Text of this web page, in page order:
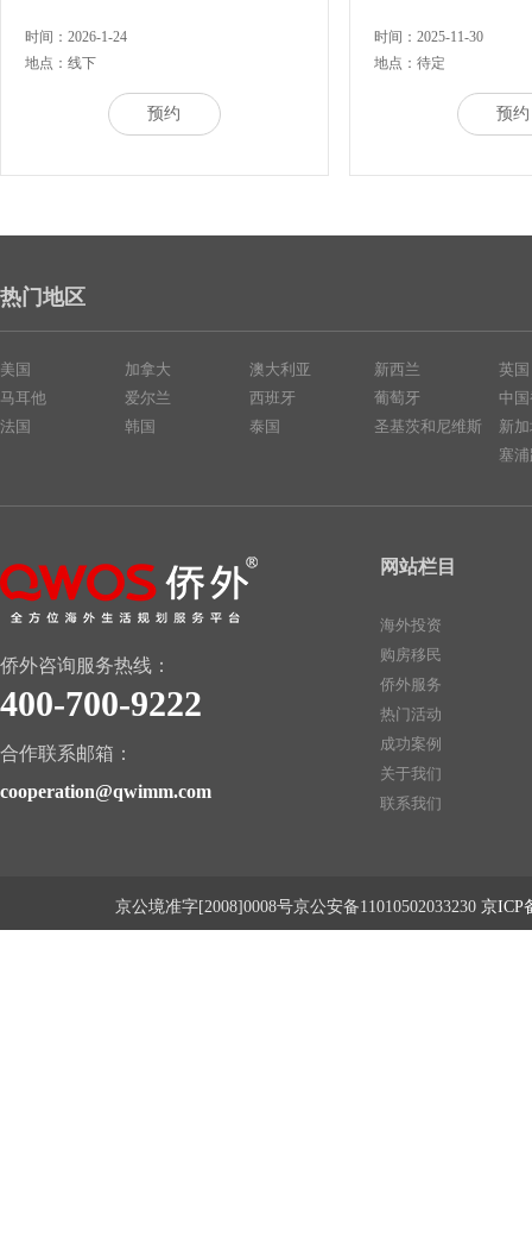
时间：2026-1-24
地点：线下
预约
时间：2025-11-30
地点：待定
预约
热门地区
美国
马耳他
法国
加拿大
爱尔兰
韩国
澳大利亚
西班牙
泰国
新西兰
葡萄牙
圣基茨和尼维斯
英国
中
新
塞
侨外咨询服务热线：
400-700-9222
合作联系邮箱：
cooperation@qwimm.com
网站栏目
海外投资
购房移民
侨外服务
热门活动
成功案例
关于我们
联系我们
京公境准字[2008]0008号京公安备11010502033230 京ICP